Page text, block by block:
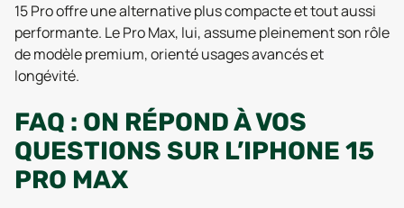
15 Pro offre une alternative plus compacte et tout aussi
performante. Le Pro Max, lui, assume pleinement son rôle
de modèle premium, orienté usages avancés et
longévité.
FAQ : ON RÉPOND À VOS
QUESTIONS SUR L’IPHONE 15
PRO MAX